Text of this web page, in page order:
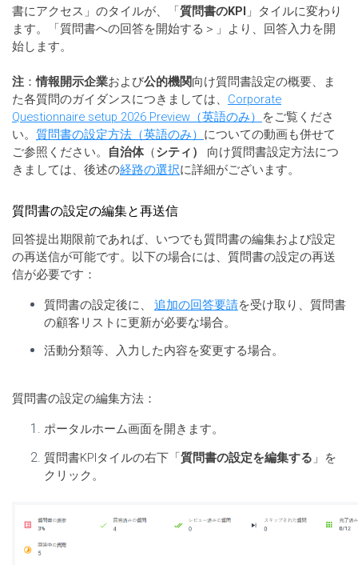
書にアクセス」のタイルが、「質問書のKPI 」タイルに変わり
ます。「質問書への回答を開始する＞」より、回答入力を開
始します。
注 ：情報開示企業および公的機関向け質問書設定の概要、ま
た各質問のガイダンスにつきましては、 Corporate
Questionnaire setup 2026 Preview（英語のみ）
をご覧くださ
い。 質問書の設定方法（英語のみ） についての動画も併せて
ご参照ください。
自治体（シティ）
向け質問書設定方法につ
きましては、後述の経路の選択に詳細がございます。
質問書の設定の編集と再送信
回答提出期限前であれば、いつでも質問書の編集および設定
の再送信が可能です。以下の場合には、質問書の設定の再送
信が必要です：
質問書の設定後に、 追加の回答要請を受け取り、質問書
の顧客リストに更新が必要な場合。
活動分類等、入力した内容を変更する場合。
質問書の設定の編集方法：
ポータルホーム画面を開きます。
質問書KPIタイルの右下「質問書の設定を編集する 」を
クリック。